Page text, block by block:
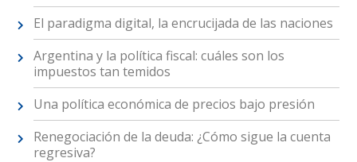
El paradigma digital, la encrucijada de las naciones
Argentina y la política fiscal: cuáles son los
impuestos tan temidos
Una política económica de precios bajo presión
Renegociación de la deuda: ¿Cómo sigue la cuenta
regresiva?